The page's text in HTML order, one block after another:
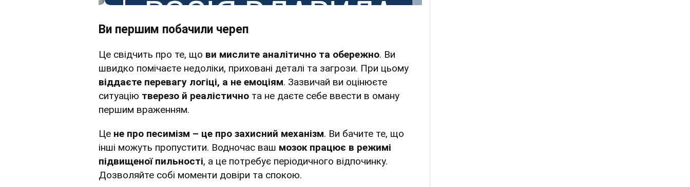
Ви першим побачили череп
Це свідчить про те, що ви мислите аналітично та обережно. Ви
швидко помічаєте недоліки, приховані деталі та загрози. При цьому
віддаєте перевагу логіці, а не емоціям. Зазвичай ви оцінюєте
ситуацію тверезо й реалістично та не даєте себе ввести в оману
першим враженням.
Це не про песимізм – це про захисний механізм. Ви бачите те, що
інші можуть пропустити. Водночас ваш мозок працює в режимі
підвищеної пильності, а це потребує періодичного відпочинку.
Дозволяйте собі моменти довіри та спокою.